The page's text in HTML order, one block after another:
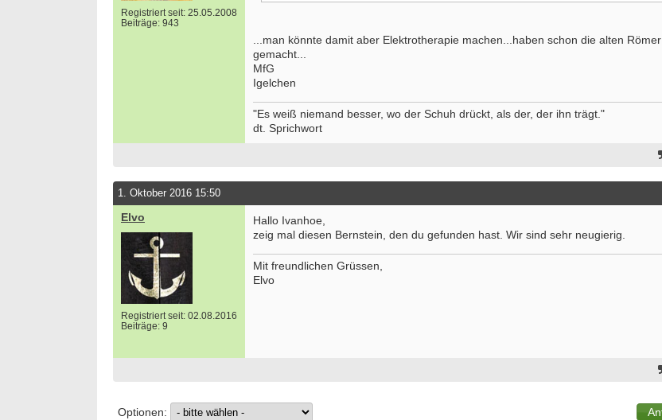
Registriert seit: 25.05.2008
Beiträge: 943
...man könnte damit aber Elektrotherapie machen...haben schon die alten Römer
gemacht...
MfG
Igelchen
"Es weiß niemand besser, wo der Schuh drückt, als der, der ihn trägt."
dt. Sprichwort
1. Oktober 2016 15:50
Elvo
Registriert seit: 02.08.2016
Beiträge: 9
Hallo Ivanhoe,
zeig mal diesen Bernstein, den du gefunden hast. Wir sind sehr neugierig.
Mit freundlichen Grüssen,
Elvo
Optionen: